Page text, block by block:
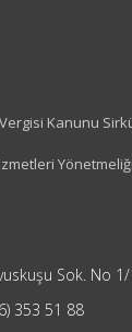
Kanunu
Sok. No
353 51 88